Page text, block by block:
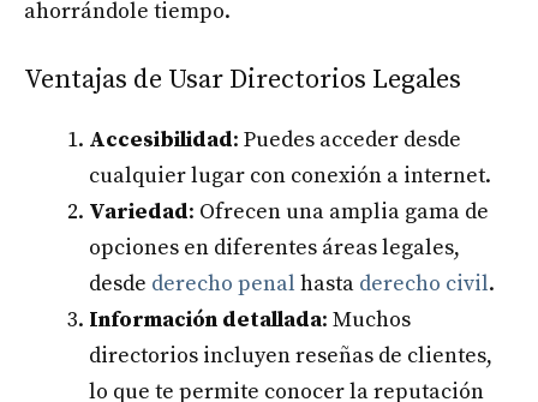
ahorrándole tiempo.
Ventajas de Usar Directorios Legales
Accesibilidad: Puedes acceder desde
cualquier lugar con conexión a internet.
Variedad: Ofrecen una amplia gama de
opciones en diferentes áreas legales,
desde derecho penal hasta derecho civil.
Información detallada: Muchos
directorios incluyen reseñas de clientes,
lo que te permite conocer la reputación